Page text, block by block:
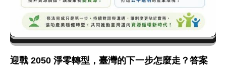
迎戰 2050 淨零轉型，臺灣的下一步怎麼走？答案